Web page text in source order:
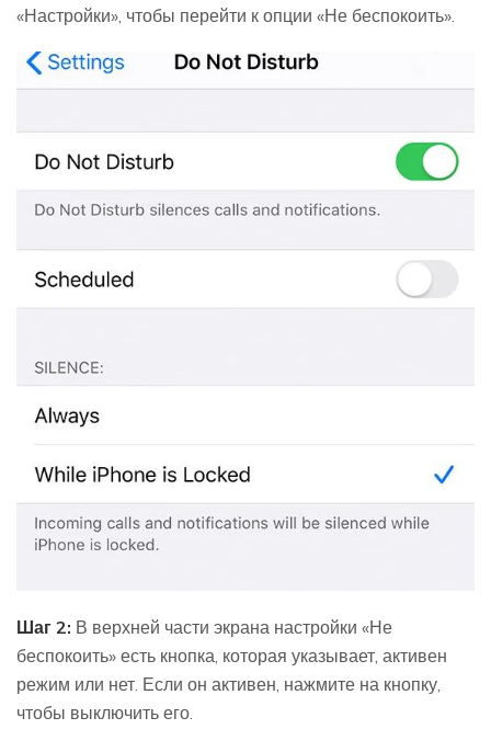
«Настройки», чтобы перейти к опции «Не беспокоить».
Шаг 2: В верхней части экрана настройки «Не
беспокоить» есть кнопка, которая указывает, активен
режим или нет. Если он активен, нажмите на кнопку,
чтобы выключить его.